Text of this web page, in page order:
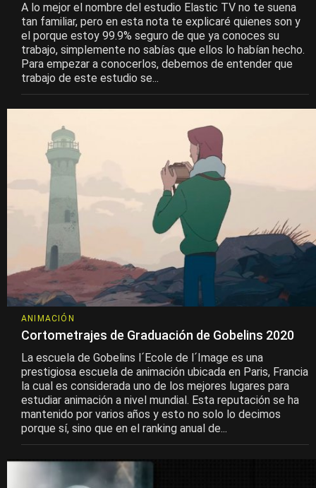
A lo mejor el nombre del estudio Elastic TV no te suena
tan familiar, pero en esta nota te explicaré quienes son y
el porque estoy 99.9% seguro de que ya conoces su
trabajo, simplemente no sabías que ellos lo habían hecho.
Para empezar a conocerlos, debemos de entender que
trabajo de este estudio se...
ANIMACIÓN
Cortometrajes de Graduación de Gobelins 2020
La escuela de Gobelins l´Ecole de l´Image es una
prestigiosa escuela de animación ubicada en Paris, Francia
la cual es considerada uno de los mejores lugares para
estudiar animación a nivel mundial. Esta reputación se ha
mantenido por varios años y esto no solo lo decimos
porque sí, sino que en el ranking anual de...